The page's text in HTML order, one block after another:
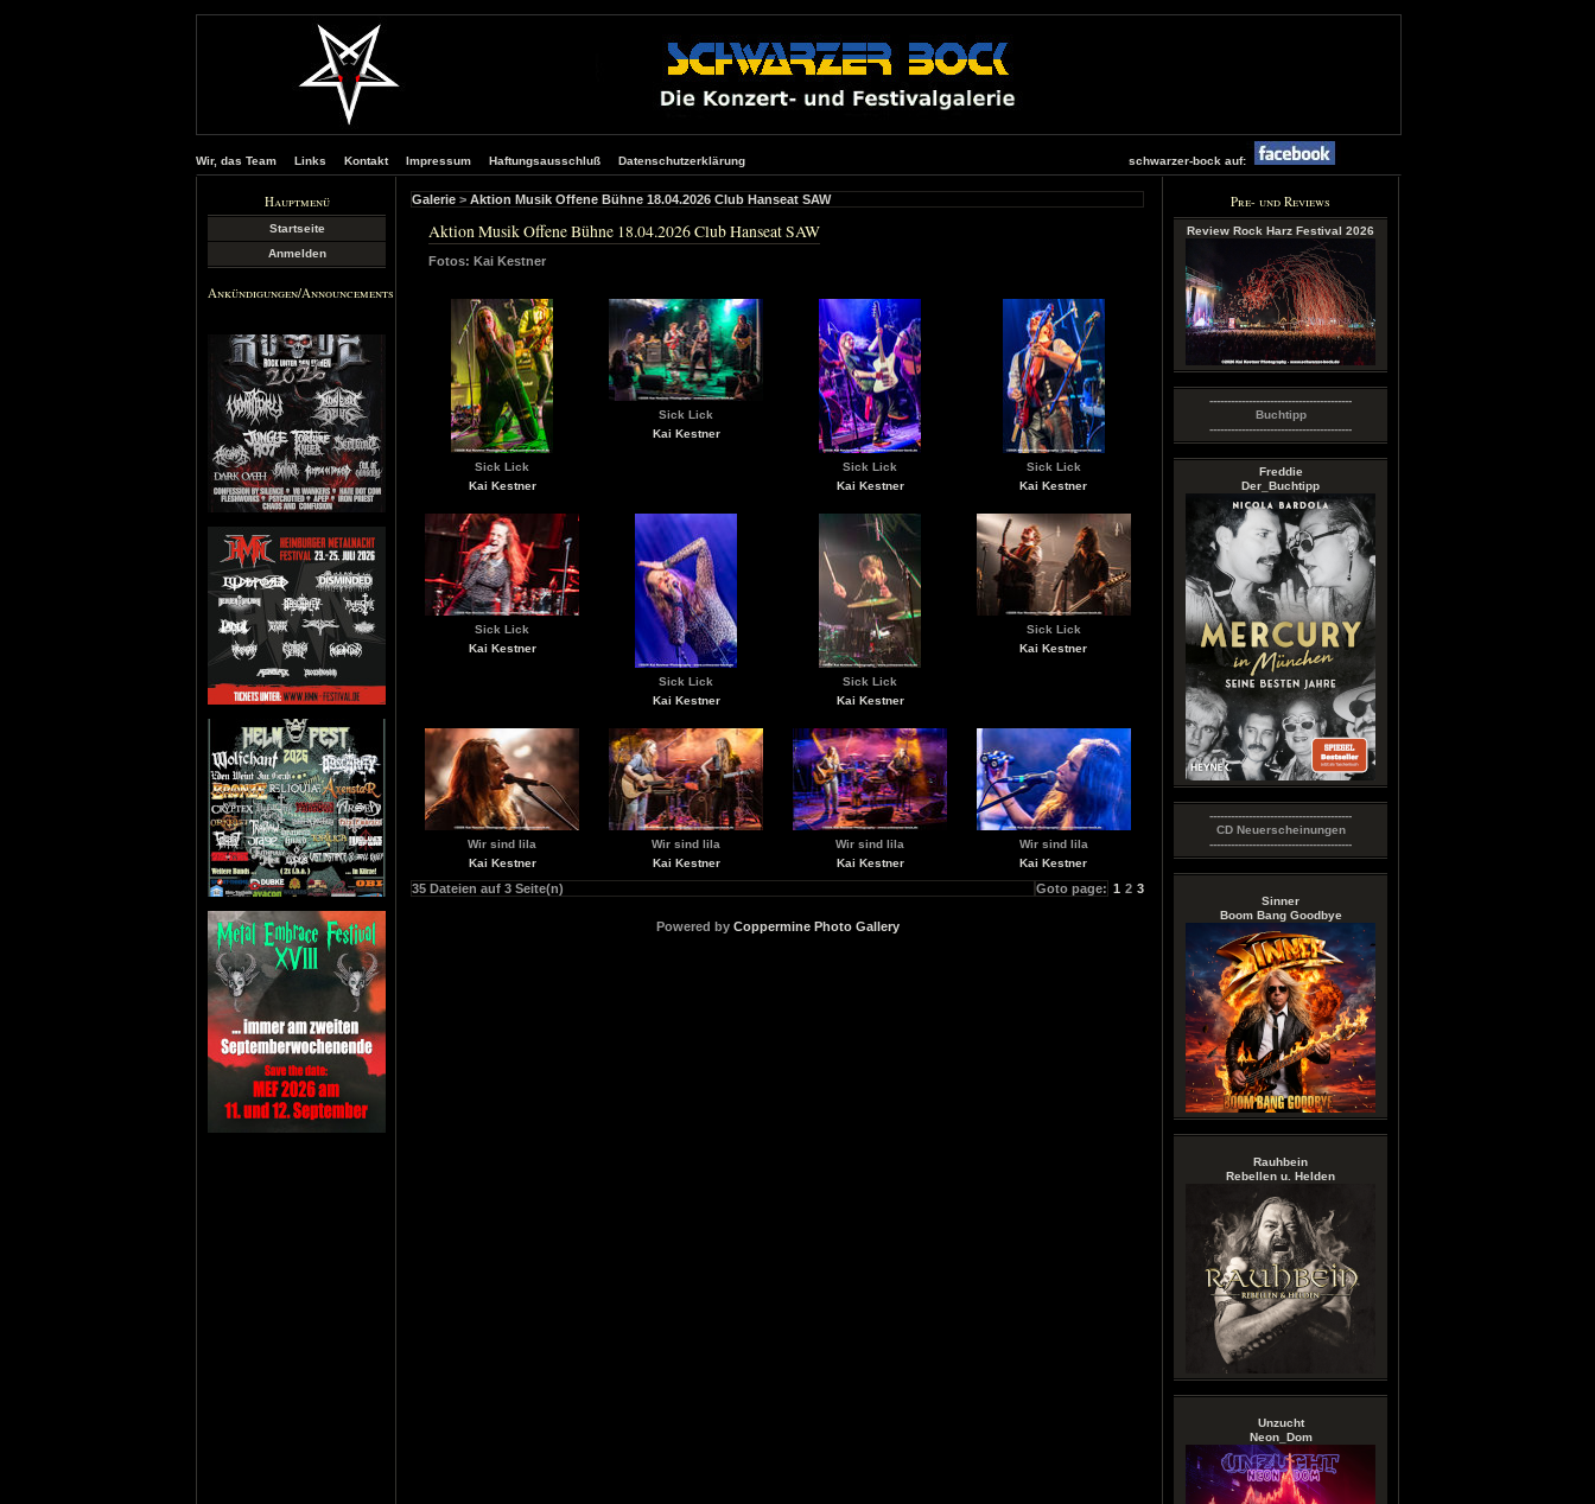
Wir, das Team Links Kontakt Impressum Haftungsausschluß Datenschutzerklärung schwarzer-bock auf:
Hauptmenü
Startseite
Anmelden
Ankündigungen/Announcements
Pre- und Reviews
Review Rock Harz Festival 2026
----------------------------------------
Buchtipp
----------------------------------------
Freddie
Der_Buchtipp
----------------------------------------
CD Neuerscheinungen
----------------------------------------
Sinner
Boom Bang Goodbye
Rauhbein
Rebellen u. Helden
Unzucht
Neon_Dom
Galerie > Aktion Musik Offene Bühne 18.04.2026 Club Hanseat SAW
Aktion Musik Offene Bühne 18.04.2026 Club Hanseat SAW
Fotos: Kai Kestner
Sick Lick
Kai Kestner
Sick Lick
Kai Kestner
Sick Lick
Kai Kestner
Sick Lick
Kai Kestner
Sick Lick
Kai Kestner
Sick Lick
Kai Kestner
Sick Lick
Kai Kestner
Sick Lick
Kai Kestner
Wir sind lila
Kai Kestner
Wir sind lila
Kai Kestner
Wir sind lila
Kai Kestner
Wir sind lila
Kai Kestner
35 Dateien auf 3 Seite(n) Goto page: 1 2 3
Powered by Coppermine Photo Gallery